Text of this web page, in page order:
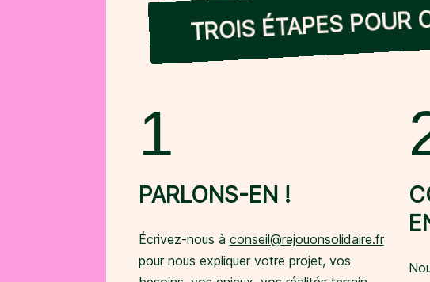
TROIS ÉTAPES
1
PARLONS-EN !
Écrivez-nous à conseil@rejouonsolidaire.fr
pour nous expliquer votre projet, vos